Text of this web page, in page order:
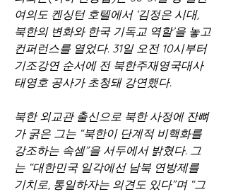
여의도 켄싱턴 호텔에서 ‘김정은 시대,
북한의 변화와 한국 기독교 역할’을 놓고
컨퍼런스를 열었다. 31일 오전 10시부터
기조강연 순서에 전 북한주재영국대사
태영호 공사가 초청돼 강연했다.
북한 외교관 출신으로 북한 사정에 잔뼈
가 굵은 그는 “북한이 단계적 비핵화를
강조하는 속셈”을 서두에서 밝혔다. 그
는 “대한민국 일각에선 남북 연방제를
기치로, 통일하자는 의견도 있다”며 “그